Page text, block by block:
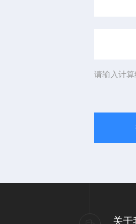
请输入计
关于